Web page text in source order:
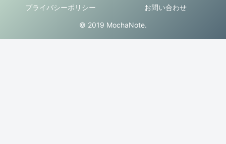
プライバシーポリシー お問い合わせ
© 2019 MochaNote.